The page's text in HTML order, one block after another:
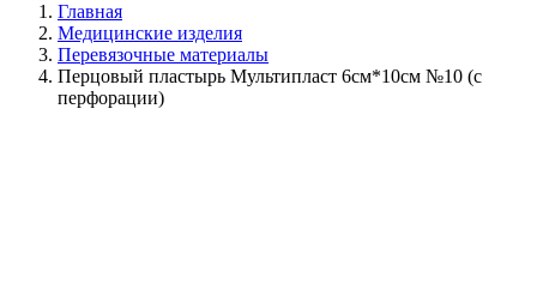
Главная
Медицинские изделия
Перевязочные материалы
Перцовый пластырь Мультипласт 6см*10см №10 (с
перфорации)